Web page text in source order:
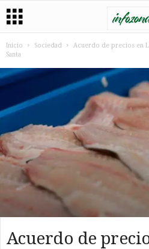
Inicio Sociedad
Acuerdo de precios en
Santa
Acuerdo de